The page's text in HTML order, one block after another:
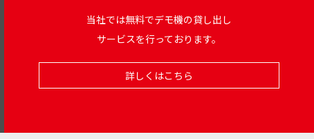
当社では無料でデモ機の貸し出し
サービスを行っております。
詳しくはこちら